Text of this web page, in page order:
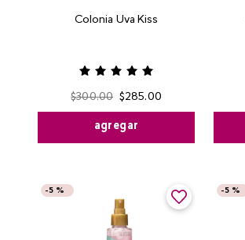
Colonia Uva Kiss
$300.00 $285.00
agregar
-5 % -5 %